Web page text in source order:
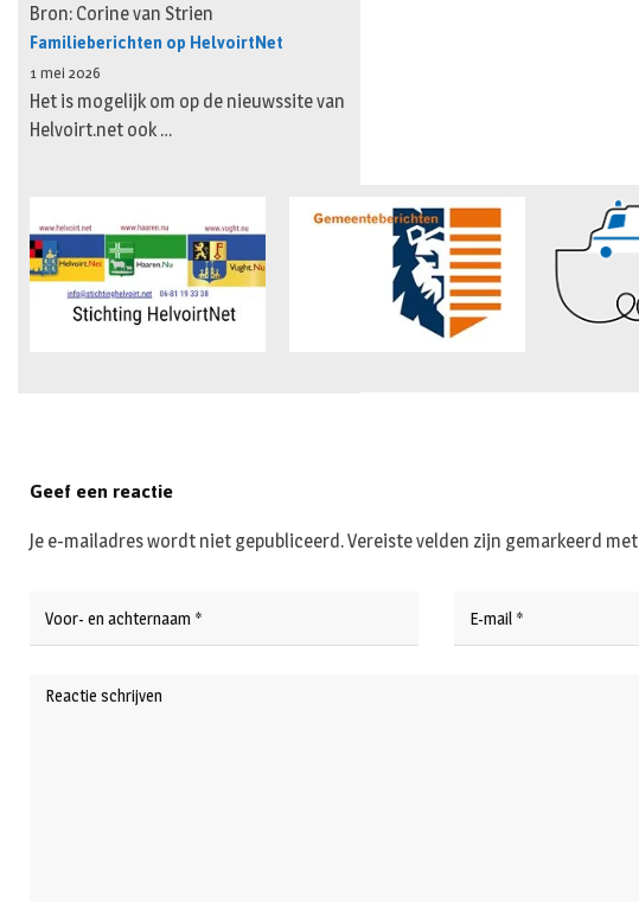
Bron: Corine van Strien
Familieberichten op HelvoirtNet
1 mei 2026
Het is mogelijk om op de nieuwssite van
Helvoirt.net ook …
Geef een reactie
Je e-mailadres wordt niet gepubliceerd.Vereiste velden zijn gemarkeerd met